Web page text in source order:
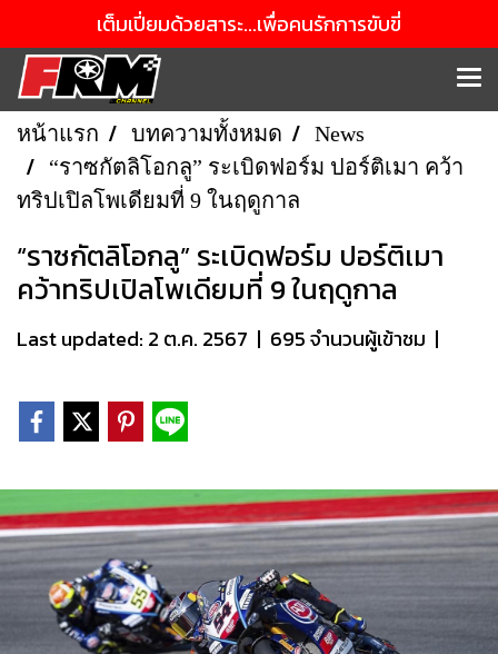
เต็มเปี่ยมด้วยสาระ...เพื่อคนรักการขับขี่
หน้าแรก บทความทั้งหมด
News
“ราซกัตลิโอกลู” ระเบิดฟอร์ม ปอร์ติเมา คว้า
ทริปเปิลโพเดียมที่ 9 ในฤดูกาล
“ราซกัตลิโอกลู” ระเบิดฟอร์ม ปอร์ติเมา
คว้าทริปเปิลโพเดียมที่ 9 ในฤดูกาล
Last updated: 2 ต.ค. 2567 | 695 จำนวนผู้เข้าชม |